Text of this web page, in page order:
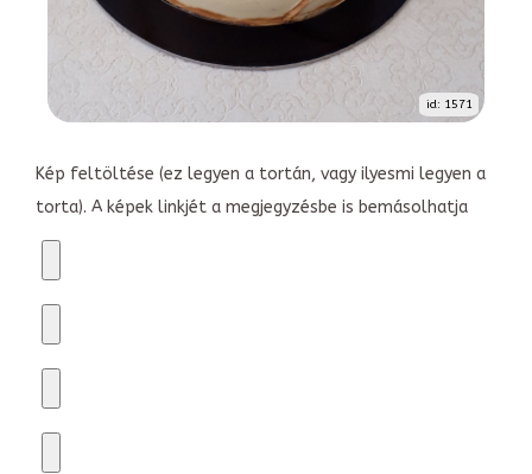
id: 1571
Kép feltöltése (ez legyen a tortán, vagy ilyesmi legyen a
torta). A képek linkjét a megjegyzésbe is bemásolhatja